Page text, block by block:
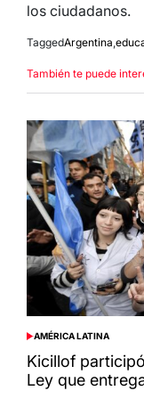
los ciudadanos.
TaggedArgentina
También te puede
POSTED
IN
AMÉRICA LATINA
Kicillof
Ley que